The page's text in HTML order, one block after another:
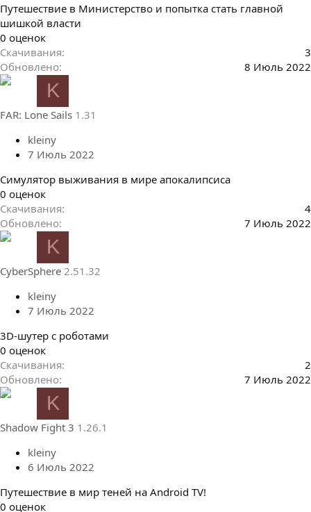
Путешествие в Министерство и попытка стать главной
шишкой власти
0
.
0
0
в
0 оценок
Скачивания
3
Обновлено
8 Июль 2022
K
FAR: Lone Sails 1.31
kleiny
7 Июль 2022
Симулятор выживания в мире апокалипсиса
0
.
0
0
в
0 оценок
Скачивания
4
Обновлено
7 Июль 2022
K
CyberSphere 2.51.32
kleiny
7 Июль 2022
3D-шутер с роботами
0
.
0
0
в
0 оценок
Скачивания
2
Обновлено
7 Июль 2022
K
Shadow Fight 3 1.26.1
kleiny
6 Июль 2022
Путешествие в мир теней на Android TV!
0
0 оценок